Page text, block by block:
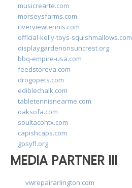
musicrearte.com
morseysfarms.com
riverviewtennis.com
official-kelly-toys-squishmallows.com
displaygardenonsuncrest.org
bbq-empire-usa.com
feedstoreva.com
drogopets.com
ediblechalk.com
tabletennisnearme.com
oaksofa.com
soultacohtx.com
capishcaps.com
gpsyfl.org
MEDIA PARTNER III
vwrepairarlington.com